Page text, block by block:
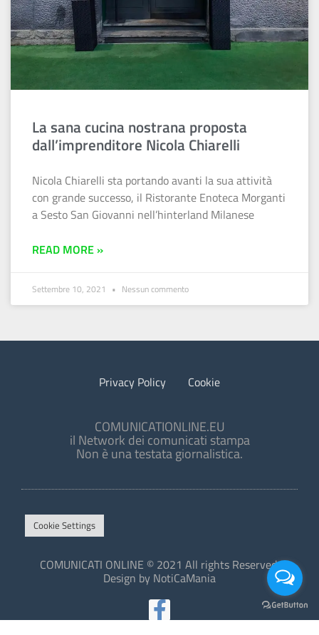
La sana cucina nostrana proposta
dall’imprenditore Nicola Chiarelli
Nicola Chiarelli sta portando avanti la sua attività
con grande successo, il Ristorante Enoteca Morganti
a Sesto San Giovanni nell’hinterland Milanese
READ MORE »
Settembre 10, 2021 Nessun commento
Privacy Policy Cookie
COMUNICATIONLINE.EU
il Network dei comunicati stampa
Non è una testata giornalistica.
Cookie Settings
COMUNICATI ONLINE © 2021 All rights Reserved.
Design by NotiCaMania